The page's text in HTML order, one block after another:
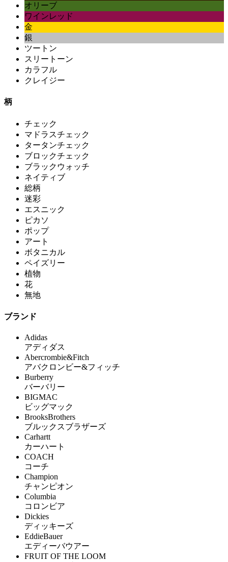
オリーブ
ワインレッド
金
銀
ツートン
スリートーン
カラフル
クレイジー
柄
チェック
マドラスチェック
タータンチェック
ブロックチェック
ブラックウォッチ
ネイティブ
総柄
迷彩
エスニック
ピカソ
ポップ
アート
ボタニカル
ペイズリー
植物
花
無地
ブランド
Adidas
アディダス
Abercrombie&Fitch
アバクロンビー&フィッチ
Burberry
バーバリー
BIGMAC
ビッグマック
BrooksBrothers
ブルックスブラザーズ
Carhartt
カーハート
COACH
コーチ
Champion
チャンピオン
Columbia
コロンビア
Dickies
ディッキーズ
EddieBauer
エディーバウアー
FRUIT OF THE LOOM